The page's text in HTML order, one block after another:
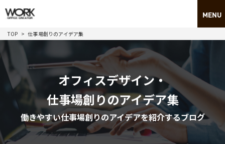
TOP 仕事場創りのアイデア集
オフィスデザイン・
仕事場創りのアイデア集
働きやすい仕事場創りのアイデアを紹介するブログ